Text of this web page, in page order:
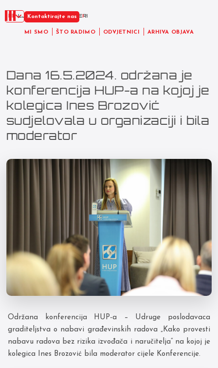
MI SMO ŠTO RADIMO ODVJETNICI ARHIVA OBJAVA
Kontaktirajte nas
Dana 16.5.2024. održana je
konferencija HUP-a na kojoj je
kolegica Ines Brozović
sudjelovala u organizaciji i bila
moderator
Održana konferencija HUP-a – Udruge poslodavaca
graditeljstva o nabavi građevinskih radova „Kako provesti
nabavu radova bez rizika izvođača i naručitelja“ na kojoj je
kolegica Ines Brozović bila moderator cijele Konferencije.